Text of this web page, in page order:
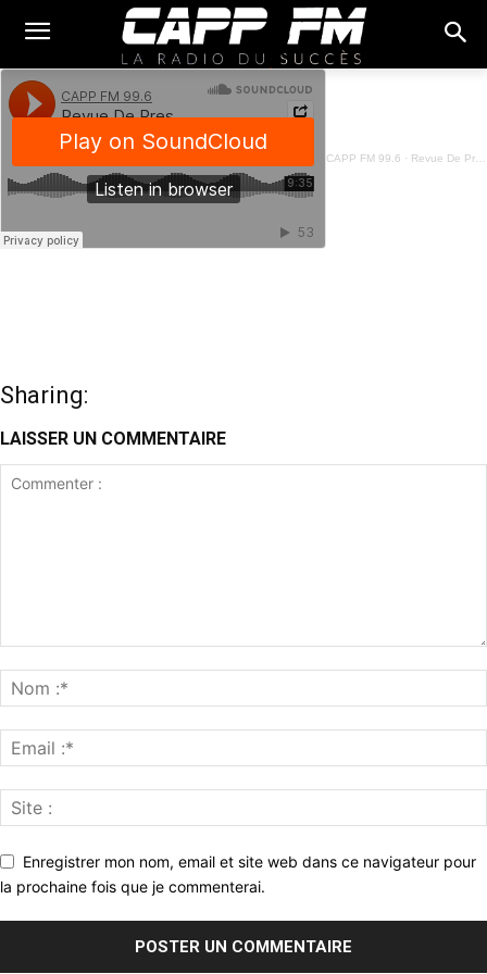
CAPP FM 99.6 · Revue De Presse Français - 09 Janvier 2024
Sharing:
LAISSER UN COMMENTAIRE
Enregistrer mon nom, email et site web dans ce navigateur pour
la prochaine fois que je commenterai.